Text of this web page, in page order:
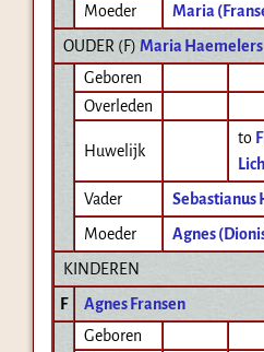
Moeder
Maria
OUDER (F) Maria Haemelers
Geboren
Overleden
Huwelijk
to
Vader
Sebastianus
Moeder
Agnes
KINDEREN
F
Agnes Fransen
Geboren